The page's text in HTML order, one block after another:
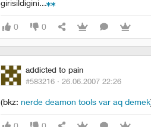
girisildigini...
0 0
addicted to pain
#583216 · 26.06.2007 22:26
(bkz: nerde deamon tools var aq demek